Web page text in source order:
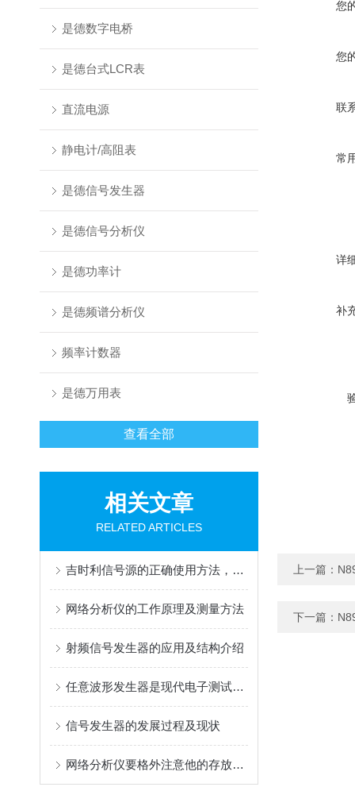
是德数字电桥
是德台式LCR表
直流电源
静电计/高阻表
是德信号发生器
是德信号分析仪
是德功率计
是德频谱分析仪
频率计数器
是德万用表
查看全部
相关文章
RELATED ARTICLES
吉时利信号源的正确使用方法，你了解了吗？
网络分析仪的工作原理及测量方法
射频信号发生器的应用及结构介绍
任意波形发生器是现代电子测试与测量领域重要的工具之一
信号发生器的发展过程及现状
网络分析仪要格外注意他的存放位置
您
您
联
常
详
补
上一篇：
下一篇：